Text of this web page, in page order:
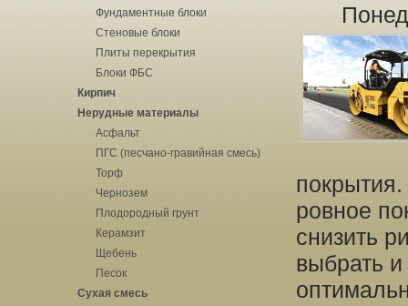
Фундаментные блоки
Стеновые блоки
Плиты перекрытия
Блоки ФБС
Кирпич
Нерудные материалы
Асфальт
ПГС (песчано-гравийная смесь)
Торф
Чернозем
Плодородный грунт
Керамзит
Щебень
Песок
Сухая смесь
ровное
снизить
выбрать и